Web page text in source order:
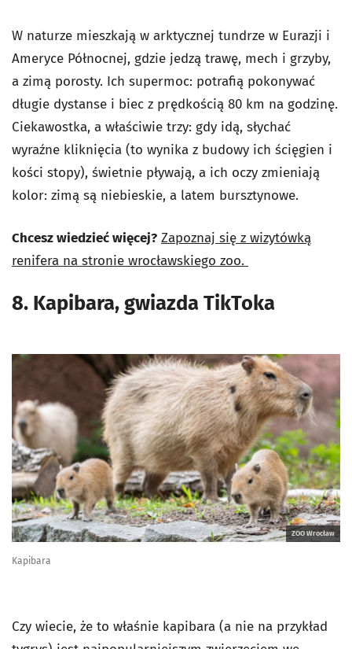
W naturze mieszkają w arktycznej tundrze w Eurazji i
Ameryce Północnej, gdzie jedzą trawę, mech i grzyby,
a zimą porosty. Ich supermoc: potrafią pokonywać
długie dystanse i biec z prędkością 80 km na godzinę.
Ciekawostka, a właściwie trzy: gdy idą, słychać
wyraźne kliknięcia (to wynika z budowy ich ścięgien i
kości stopy), świetnie pływają, a ich oczy zmieniają
kolor: zimą są niebieskie, a latem bursztynowe.
Chcesz wiedzieć więcej? Zapoznaj się z wizytówką
renifera na stronie wrocławskiego zoo.
8. Kapibara, gwiazda TikToka
ZOO Wrocław
Kapibara
Czy wiecie, że to właśnie kapibara (a nie na przykład